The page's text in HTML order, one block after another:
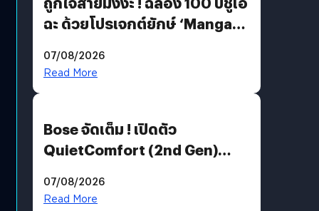
ฉะ ด้วยโปรเจกต์ยักษ์ ‘Manga
มีภาษาไทยด้วย
07/08/2026
Read More
Bose จัดเต็ม ! เปิดตัว
QuietComfort (2nd Gen)
07/08/2026
Read More